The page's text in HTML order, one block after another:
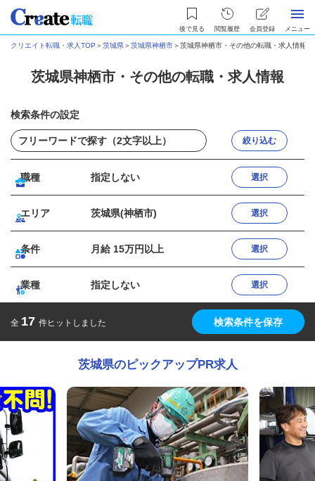
後で見る 閲覧履歴 会員登録 メニュー
クリエイト転職・求人TOP ＞茨城県＞茨城県神栖市＞茨城県神栖市・その他の転職・求人情報
茨城県神栖市・その他の転職・求人情報
検索条件の設定
絞り込む
職種 指定しない 選択
エリア 茨城県(神栖市) 選択
条件 月給 15万円以上 選択
業種 指定しない 選択
全 17 件ヒットしました 検索条件を保存
茨城県のピックアップPR求人